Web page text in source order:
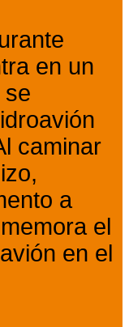
en un
se
caminar
a
el
en el